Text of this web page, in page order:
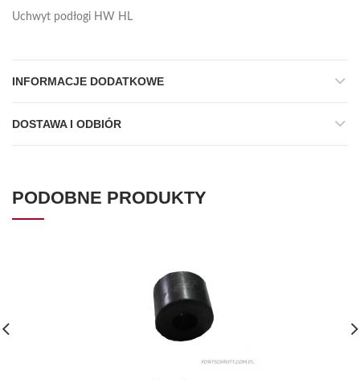
Uchwyt podłogi HW HL
INFORMACJE DODATKOWE
DOSTAWA I ODBIÓR
PODOBNE PRODUKTY